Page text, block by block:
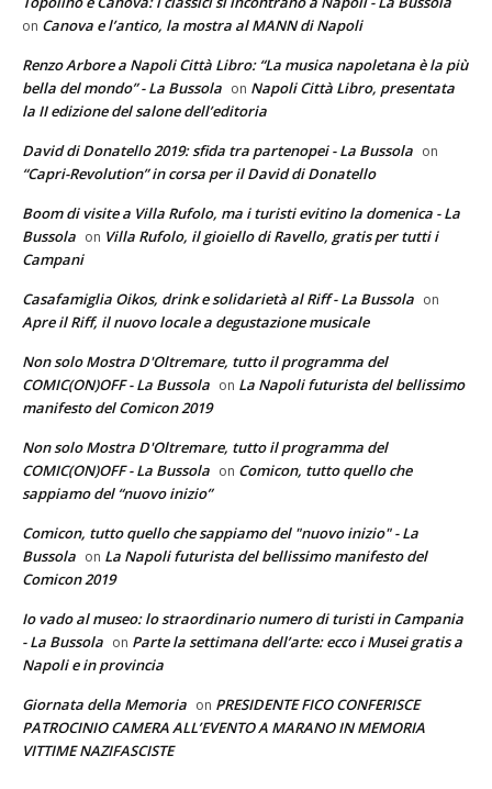
on Canova e l’antico, la mostra al MANN di Napoli
Renzo Arbore a Napoli Città Libro: “La musica napoletana è la più
bella del mondo” - La Bussola on Napoli Città Libro, presentata
la II edizione del salone dell’editoria
David di Donatello 2019: sfida tra partenopei - La Bussola on
“Capri-Revolution” in corsa per il David di Donatello
Boom di visite a Villa Rufolo, ma i turisti evitino la domenica - La
Bussola on Villa Rufolo, il gioiello di Ravello, gratis per tutti i
Campani
Casafamiglia Oikos, drink e solidarietà al Riff - La Bussola on
Apre il Riff, il nuovo locale a degustazione musicale
Non solo Mostra D'Oltremare, tutto il programma del
COMIC(ON)OFF - La Bussola on La Napoli futurista del bellissimo
manifesto del Comicon 2019
Non solo Mostra D'Oltremare, tutto il programma del
COMIC(ON)OFF - La Bussola on Comicon, tutto quello che
sappiamo del “nuovo inizio”
Comicon, tutto quello che sappiamo del "nuovo inizio" - La
Bussola on La Napoli futurista del bellissimo manifesto del
Comicon 2019
Io vado al museo: lo straordinario numero di turisti in Campania
- La Bussola on Parte la settimana dell’arte: ecco i Musei gratis a
Napoli e in provincia
Giornata della Memoria on PRESIDENTE FICO CONFERISCE
PATROCINIO CAMERA ALL’EVENTO A MARANO IN MEMORIA
VITTIME NAZIFASCISTE